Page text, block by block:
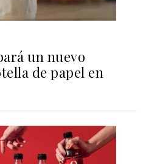
un nuevo
de papel en